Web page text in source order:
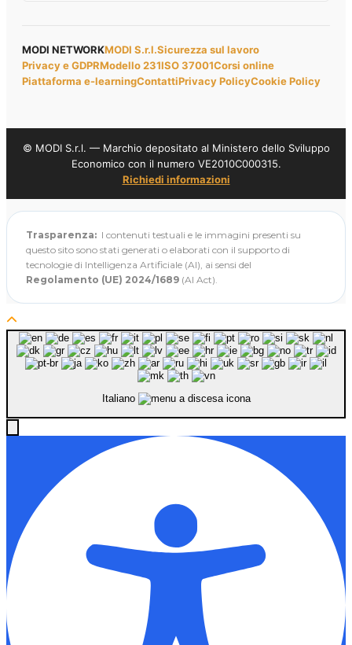
MODI NETWORKMODI S.r.l.Sicurezza sul lavoro
Privacy e GDPRModello 231ISO 37001Corsi online
Piattaforma e-learningContattiPrivacy PolicyCookie Policy
© MODI S.r.l. — Marchio depositato al Ministero dello Sviluppo
Economico con il numero VE2010C000315.
Richiedi informazioni
Trasparenza: I contenuti testuali e le immagini presenti su
questo sito sono stati generati o elaborati con il supporto di
tecnologie di Intelligenza Artificiale (AI), ai sensi del
Regolamento (UE) 2024/1689 (AI Act).
Italiano